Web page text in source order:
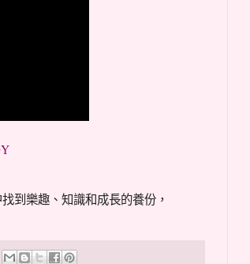
到樂趣、知識和成長的養份，